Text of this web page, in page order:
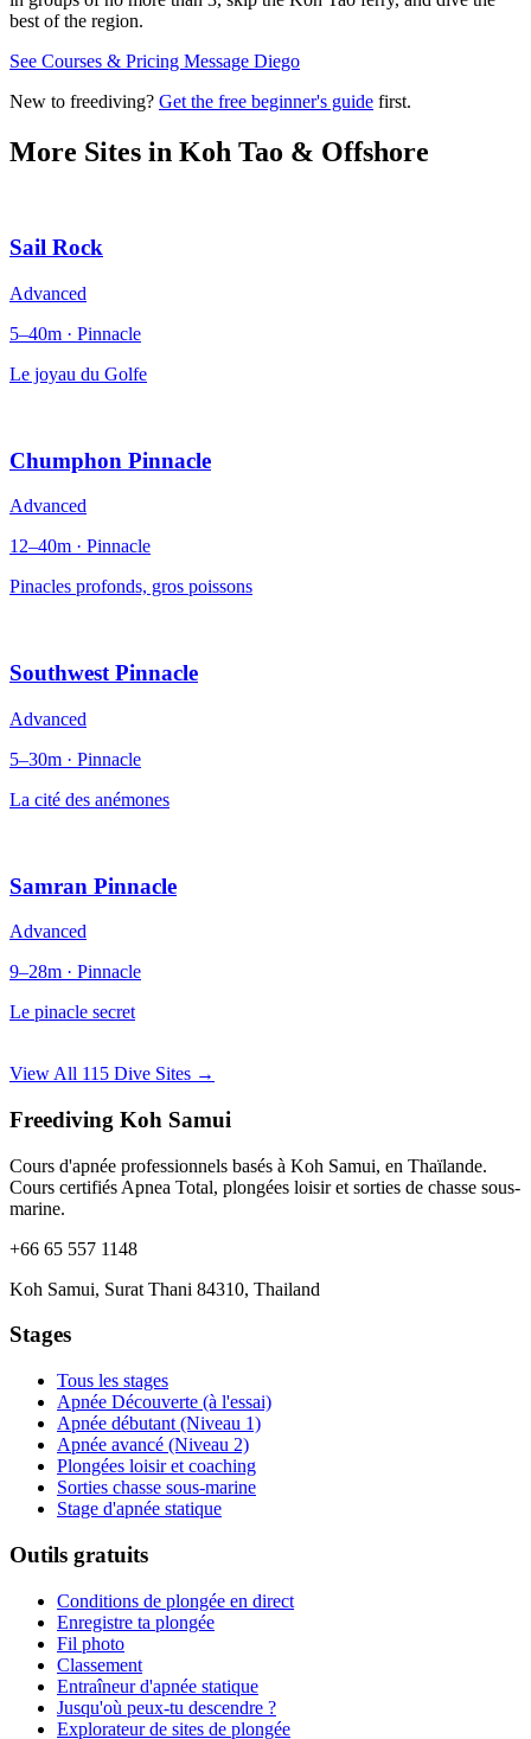
best of the region.
See Courses & Pricing Message Diego
New to freediving? Get the free beginner's guide first.
More Sites in Koh Tao & Offshore
Sail Rock
Advanced
5–40m · Pinnacle
Le joyau du Golfe
Chumphon Pinnacle
Advanced
12–40m · Pinnacle
Pinacles profonds, gros poissons
Southwest Pinnacle
Advanced
5–30m · Pinnacle
La cité des anémones
Samran Pinnacle
Advanced
9–28m · Pinnacle
Le pinacle secret
View All 115 Dive Sites →
Freediving Koh Samui
Cours d'apnée professionnels basés à Koh Samui, en Thaïlande.
Cours certifiés Apnea Total, plongées loisir et sorties de chasse sous-
marine.
+66 65 557 1148
Koh Samui, Surat Thani 84310, Thailand
Stages
Tous les stages
Apnée Découverte (à l'essai)
Apnée débutant (Niveau 1)
Apnée avancé (Niveau 2)
Plongées loisir et coaching
Sorties chasse sous-marine
Stage d'apnée statique
Outils gratuits
Conditions de plongée en direct
Enregistre ta plongée
Fil photo
Classement
Entraîneur d'apnée statique
Jusqu'où peux-tu descendre ?
Explorateur de sites de plongée